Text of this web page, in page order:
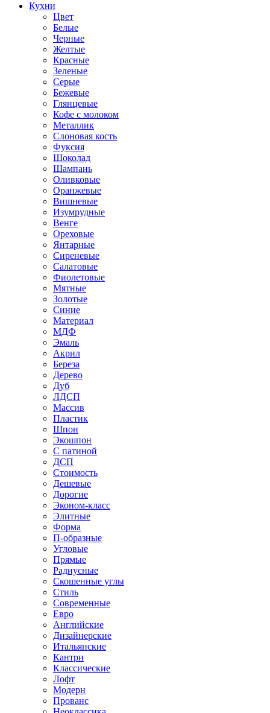
Кухни
Цвет
Белые
Черные
Желтые
Красные
Зеленые
Серые
Бежевые
Глянцевые
Кофе с молоком
Металлик
Слоновая кость
Фуксия
Шоколад
Шампань
Оливковые
Оранжевые
Вишневые
Изумрудные
Венге
Ореховые
Янтарные
Сиреневые
Салатовые
Фиолетовые
Мятные
Золотые
Синие
Материал
МДФ
Эмаль
Акрил
Береза
Дерево
Дуб
ЛДСП
Массив
Пластик
Шпон
Экошпон
С патиной
ДСП
Стоимость
Дешевые
Дорогие
Эконом-класс
Элитные
Форма
П-образные
Угловые
Прямые
Радиусные
Скошенные углы
Стиль
Современные
Евро
Английские
Дизайнерские
Итальянские
Кантри
Классические
Лофт
Модерн
Прованс